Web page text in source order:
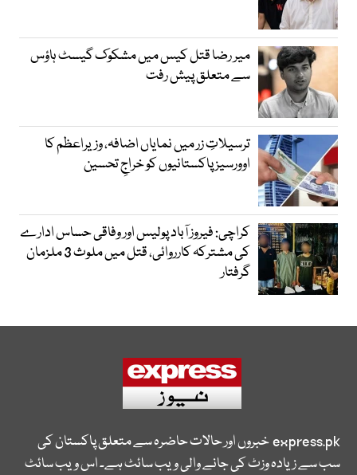
میر رضا قتل کیس میں مشکوک گیسٹ ہاؤس
سے متعلق پیش رفت
ترسیلاتِ زر میں نمایاں اضافہ، وزیراعظم کا
اوورسیز پاکستانیوں کو خراجِ تحسین
کراچی: فیروز آباد پولیس اور وفاقی حساس ادارے
کی مشترکہ کارروائی، قتل میں ملوث 3 ملزمان
گرفتار
express.pkخبروں اور حالات حاضرہ سے متعلق پاکستان کی
سب سے زیادہ وزٹ کی جانے والی ویب سائٹ ہے۔ اس ویب سائٹ